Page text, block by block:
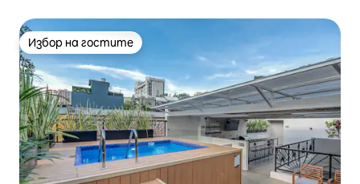
Избор на гостите
Избор на гостите